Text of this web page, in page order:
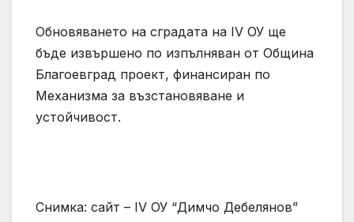
Обновяването на сградата на IV ОУ ще
бъде извършено по изпълняван от Община
Благоевград проект, финансиран по
Механизма за възстановяване и
устойчивост.
Снимка: сайт – IV ОУ “Димчо Дебелянов”